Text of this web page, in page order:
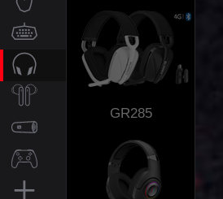
МЫШИ
КЛАВИАТУРЫ
ГАРНИТУРЫ
BLUETOOTH
КОЛОНКИ
ГЕЙМПАДЫ
GR285